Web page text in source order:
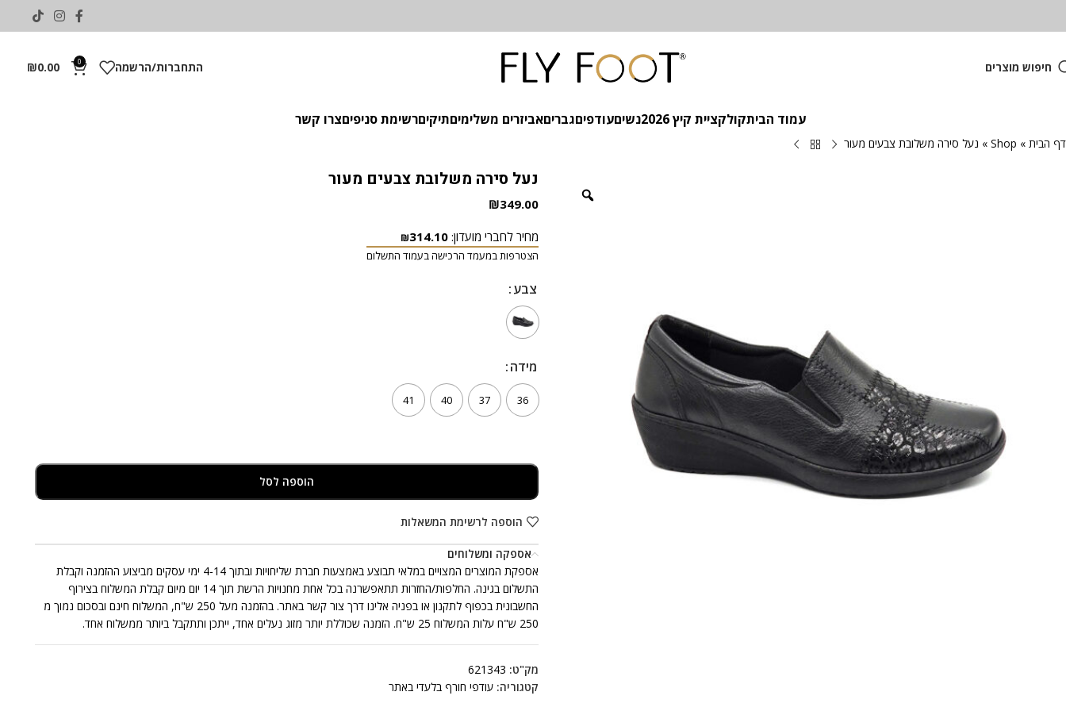
חיפוש מוצרים התחברות/הרשמה 0
₪0.00
עמוד הביתקולקציית קיץ 2026 נשיםעודפיםגבריםאביזרים משלימיםתיקיםרשימת סניפיםצרו קשר
דף הבית »
Shop
» נעל סירה משלובת צבעים מעור
נעל סירה משלובת צבעים מעור
₪349.00
מחיר לחברי מועדון: ₪314.10
הצטרפות במעמד הרכישה בעמוד התשלום
צבע
צבע
מידה
מידה
36
37
40
41
הוספה לסל
הוספה לרשימת המשאלות
אספקה ומשלוחים
אספקת המוצרים המצויים במלאי תבוצע באמצעות חברת שליחויות ובתוך 4-14 ימי עסקים מביצוע ההזמנה וקבלת
התשלום בגינה. החלפות/החזרות תתאפשרנה בכל אחת מחנויות הרשת תוך 14 יום מיום קבלת המשלוח בצירוף
החשבונית בכפוף לתקנון או בפניה אלינו דרך צור קשר באתר. בהזמנה מעל 250 ש"ח, המשלוח חינם ובסכום נמוך מ
250 ש"ח עלות המשלוח 25 ש"ח. הזמנה שכוללת יותר מזוג נעלים אחד, ייתכן ותתקבל ביותר ממשלוח אחד.
מק"ט: 621343
קטגוריה: עודפי חורף בלעדי באתר